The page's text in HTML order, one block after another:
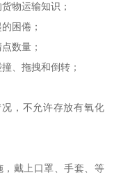
物运输知识；
困倦；
数量；
、拖拽和倒转；
，不允许存放有氧化
，戴上口罩、手套、等